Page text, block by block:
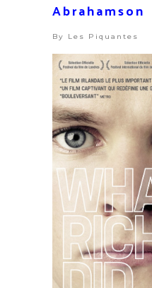
Abrahamson
By Les Piquantes